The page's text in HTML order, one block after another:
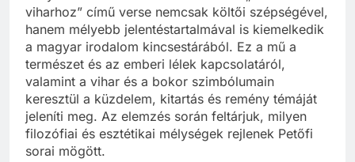
viharhoz” című verse nemcsak költői szépségével,
hanem mélyebb jelentéstartalmával is kiemelkedik
a magyar irodalom kincsestárából. Ez a mű a
természet és az emberi lélek kapcsolatáról,
valamint a vihar és a bokor szimbólumain
keresztül a küzdelem, kitartás és remény témáját
jeleníti meg. Az elemzés során feltárjuk, milyen
filozófiai és esztétikai mélységek rejlenek Petőfi
sorai mögött.